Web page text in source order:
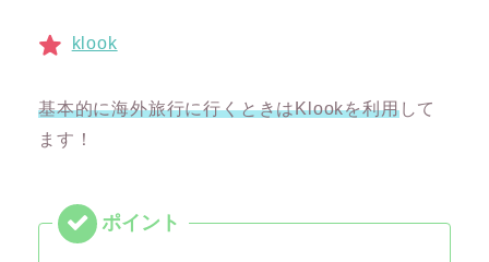
klook
基本的に海外旅行に行くときはKlookを利用して
ます！